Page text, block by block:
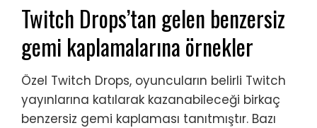
Twitch Drops’tan gelen benzersiz
gemi kaplamalarına örnekler
Özel Twitch Drops, oyuncuların belirli Twitch
yayınlarına katılarak kazanabileceği birkaç
benzersiz gemi kaplaması tanıtmıştır. Bazı